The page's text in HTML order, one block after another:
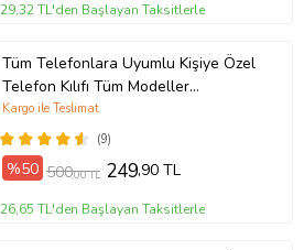
29,32 TL'den Başlayan Taksitlerle
Tüm Telefonlara Uyumlu Kişiye Özel
Telefon Kılıfı Tüm Modeller
Açıklamada
(9)
Kargo ile Teslimat
%50 500,00 TL 249,90 TL
26,65 TL'den Başlayan Taksitlerle